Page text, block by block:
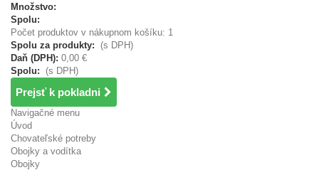
Množstvo:
Spolu:
Počet produktov v nákupnom košíku: 1
Spolu za produkty:
(s DPH)
Daň (DPH): 0,00 €
Spolu:
(s DPH)
Prejsť k pokladni
Navigačné menu
Úvod
Chovateľské potreby
Obojky a vodítka
Obojky